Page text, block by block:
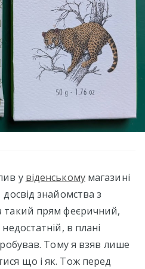
у віденськомумагазині
знайомства з
такий прям феєричний,
в плані
Тому я взяв лише
що і як. Тож перед